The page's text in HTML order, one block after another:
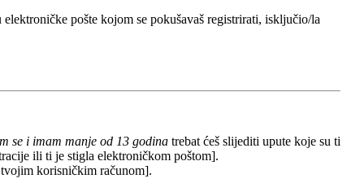
pošte kojom se pokušavaš registrirati, isključio/la
se i imam manje od 13 godina trebat ćeš slijediti upute koje su ti
ili ti je stigla elektroničkom poštom].
korisničkim računom].